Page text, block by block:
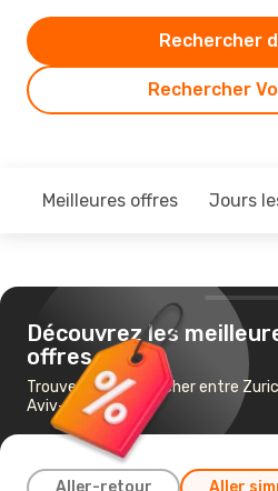
Rechercher
Rechercher
Meilleures offres Jours
Découvrez les
offres
Trouvez un vol pas cher entre
Aviv-Jaffa
Aller-retour Aller